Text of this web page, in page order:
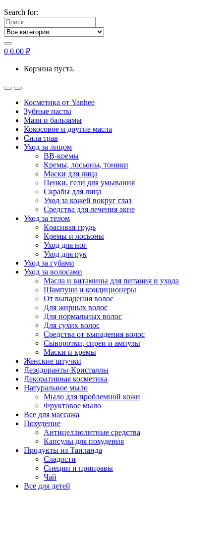
Search for:
0 0.00 ₽
Корзина пуста.
Косметика от Yanhee
Зубные пасты
Мази и бальзамы
Кокосовое и другие масла
Сила трав
Уход за лицом
BB-кремы
Кремы, лосьоны, тоники
Маски для лица
Пенки, гели для умывания
Скрабы для лица
Уход за кожей вокруг глаз
Средства для лечения акне
Уход за телом
Красивая грудь
Кремы и лосьоны
Уход для ног
Уход для рук
Уход за губами
Уход за волосами
Масла и витамины для питания и ухода
Шампуни и кондиционеры
От выпадения волос
Для жирных волос
Для нормальных волос
Для сухих волос
Средства от выпадения волос
Сыворотки, спреи и ампулы
Маски и кремы
Женские штучки
Дезодоранты-Кристаллы
Декоративная косметика
Натуральное мыло
Мыло для проблемной кожи
Фруктовое мыло
Все для массажа
Похудение
Антицеллюлитные средства
Капсулы для похудения
Продукты из Таиланда
Сладости
Специи и приправы
Чай
Все для детей